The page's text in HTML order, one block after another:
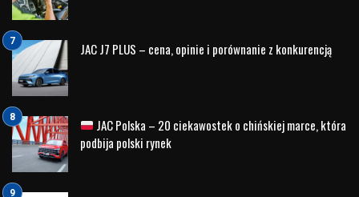
Zaawansowana technologia i innowacje
Hyundai stale inwestuje w nowoczesne technologie, które
zwiększają trwałość i bezawaryjność pojazdów.
Nowoczesne silniki benzynowe i wysokoprężne Hyundaia,
takie jak jednostki Smartstream, wyróżniają się
zaawansowaną technologią i ekologicznymi rozwiązaniami,
które mają na celu minimalizację zużycia paliwa oraz emisji